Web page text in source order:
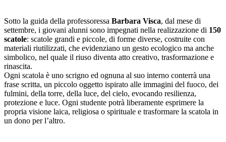
Sotto la guida della professoressa Barbara Visca, dal mese di
settembre, i giovani alunni sono impegnati nella realizzazione di 150
scatole: scatole grandi e piccole, di forme diverse, costruite con
materiali riutilizzati, che evidenziano un gesto ecologico ma anche
simbolico, nel quale il riuso diventa atto creativo, trasformazione e
rinascita.
Ogni scatola è uno scrigno ed ognuna al suo interno conterrà una
frase scritta, un piccolo oggetto ispirato alle immagini del fuoco, dei
fulmini, della torre, della luce, del cielo, evocando resilienza,
protezione e luce. Ogni studente potrà liberamente esprimere la
propria visione laica, religiosa o spirituale e trasformare la scatola in
un dono per l’altro.